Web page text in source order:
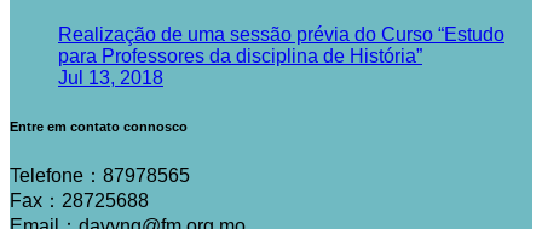
Realização de uma sessão prévia do Curso “Estudo
para Professores da disciplina de História”
Jul 13, 2018
Entre em contato connosco
Telefone：87978565
Fax：28725688